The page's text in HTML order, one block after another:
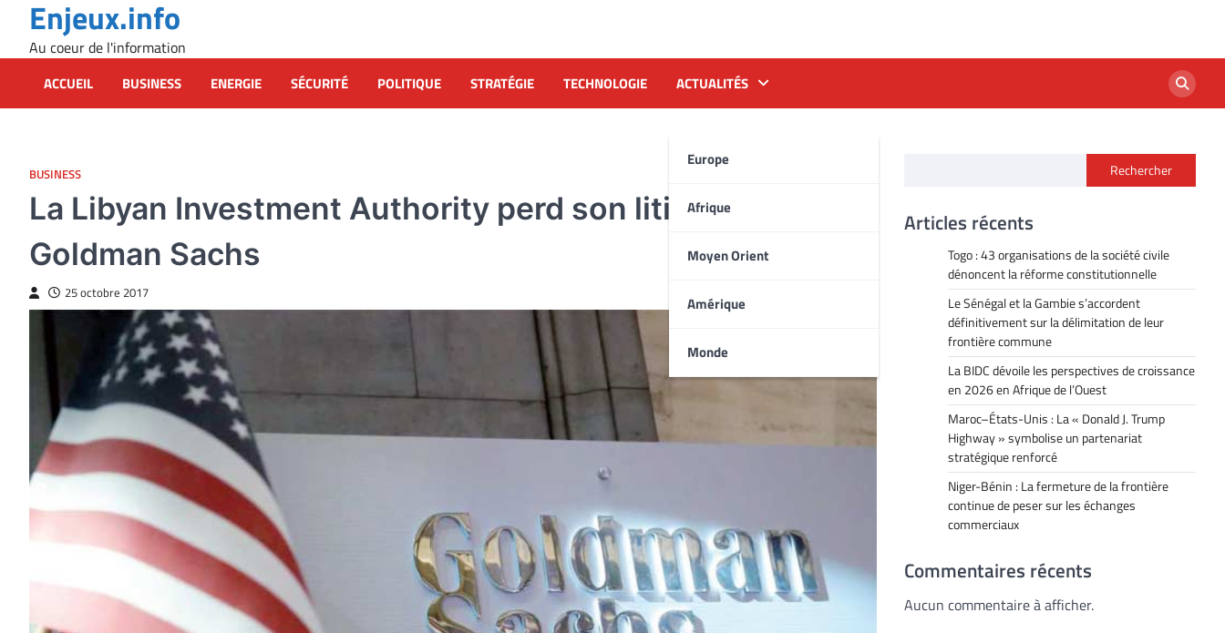
content
Enjeux.info
Au coeur de l'information
ACCUEIL BUSINESS ENERGIE SÉCURITÉ POLITIQUE STRATÉGIE TECHNOLOGIE ACTUALITÉS
Europe
Afrique
Moyen Orient
Amérique
Monde
BUSINESS
La Libyan Investment Authority perd son litige contre
Goldman Sachs
25 octobre 2017
Rechercher
Articles récents
Togo : 43 organisations de la société civile
dénoncent la réforme constitutionnelle
Le Sénégal et la Gambie s’accordent
définitivement sur la délimitation de leur
frontière commune
La BIDC dévoile les perspectives de croissance
en 2026 en Afrique de l’Ouest
Maroc–États-Unis : La « Donald J. Trump
Highway » symbolise un partenariat
stratégique renforcé
Niger-Bénin : La fermeture de la frontière
continue de peser sur les échanges
commerciaux
Commentaires récents
Aucun commentaire à afficher.